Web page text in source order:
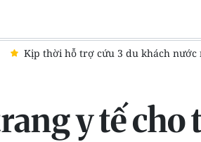
đuối nước khi tắm biển Hưng
y tế cho